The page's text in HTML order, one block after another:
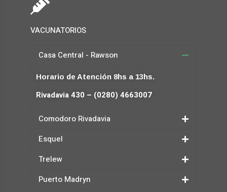
VACUNATORIOS
Casa Central - Rawson
Horario de Atención 8hs a 13hs.
Rivadavia 430 – (0280) 4663007
Comodoro Rivadavia
Esquel
Trelew
Puerto Madryn